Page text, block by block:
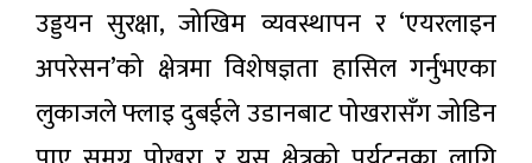
पर्यटक
देशभर
वर्षाको
सम्भावना,
सतर्कता
अपनाउन
आग्रह
उड्डयन सुरक्षा, जोखिम व्यवस्थापन र ‘एयरलाइन
अपरेसन’को क्षेत्रमा विशेषज्ञता हासिल गर्नुभएका
लुकाजले फ्लाइ दुबईले उडानबाट पोखरासँग जोडिन